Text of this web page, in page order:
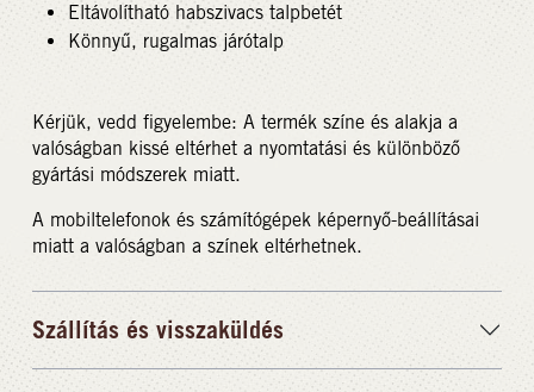
Eltávolítható habszivacs talpbetét
Könnyű, rugalmas járótalp
Kérjük, vedd figyelembe: A termék színe és alakja a
valóságban kissé eltérhet a nyomtatási és különböző
gyártási módszerek miatt.
A mobiltelefonok és számítógépek képernyő-beállításai
miatt a valóságban a színek eltérhetnek.
Szállítás és visszaküldés